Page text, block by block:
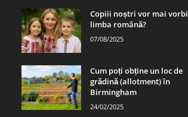
Copiii noștri vor mai vorbi
limba română?
07/08/2025
Cum poți obține un loc de
grădină (allotment) în
Birmingham
24/02/2025